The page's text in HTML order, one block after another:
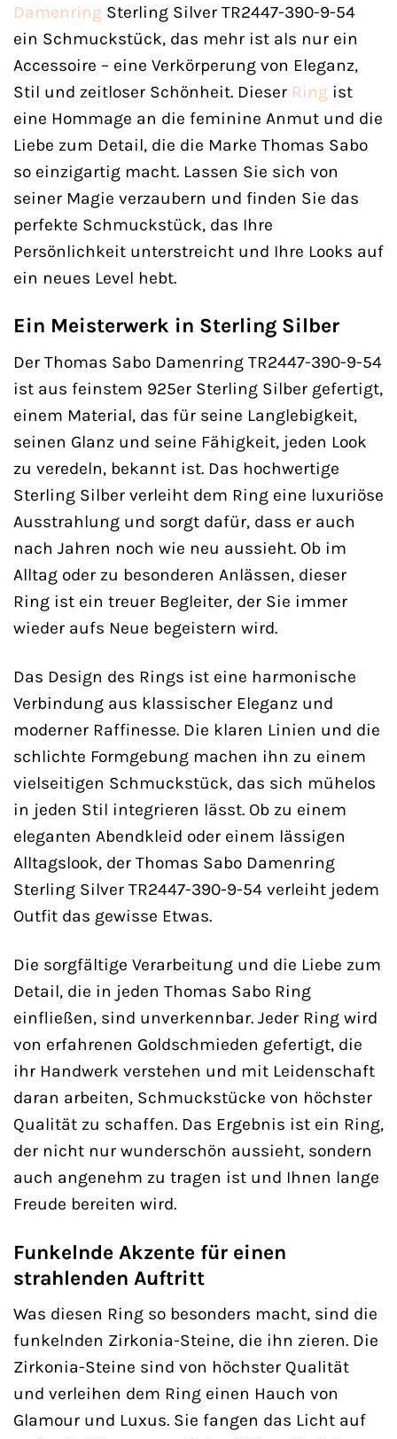
Damenring Sterling Silver TR2447-390-9-54
ein Schmuckstück, das mehr ist als nur ein
Accessoire – eine Verkörperung von Eleganz,
Stil und zeitloser Schönheit. Dieser Ring ist
eine Hommage an die feminine Anmut und die
Liebe zum Detail, die die Marke Thomas Sabo
so einzigartig macht. Lassen Sie sich von
seiner Magie verzaubern und finden Sie das
perfekte Schmuckstück, das Ihre
Persönlichkeit unterstreicht und Ihre Looks auf
ein neues Level hebt.
Ein Meisterwerk in Sterling Silber
Der Thomas Sabo Damenring TR2447-390-9-54
ist aus feinstem 925er Sterling Silber gefertigt,
einem Material, das für seine Langlebigkeit,
seinen Glanz und seine Fähigkeit, jeden Look
zu veredeln, bekannt ist. Das hochwertige
Sterling Silber verleiht dem Ring eine luxuriöse
Ausstrahlung und sorgt dafür, dass er auch
nach Jahren noch wie neu aussieht. Ob im
Alltag oder zu besonderen Anlässen, dieser
Ring ist ein treuer Begleiter, der Sie immer
wieder aufs Neue begeistern wird.
Das Design des Rings ist eine harmonische
Verbindung aus klassischer Eleganz und
moderner Raffinesse. Die klaren Linien und die
schlichte Formgebung machen ihn zu einem
vielseitigen Schmuckstück, das sich mühelos
in jeden Stil integrieren lässt. Ob zu einem
eleganten Abendkleid oder einem lässigen
Alltagslook, der Thomas Sabo Damenring
Sterling Silver TR2447-390-9-54 verleiht jedem
Outfit das gewisse Etwas.
Die sorgfältige Verarbeitung und die Liebe zum
Detail, die in jeden Thomas Sabo Ring
einfließen, sind unverkennbar. Jeder Ring wird
von erfahrenen Goldschmieden gefertigt, die
ihr Handwerk verstehen und mit Leidenschaft
daran arbeiten, Schmuckstücke von höchster
Qualität zu schaffen. Das Ergebnis ist ein Ring,
der nicht nur wunderschön aussieht, sondern
auch angenehm zu tragen ist und Ihnen lange
Freude bereiten wird.
Funkelnde Akzente für einen
strahlenden Auftritt
Was diesen Ring so besonders macht, sind die
funkelnden Zirkonia-Steine, die ihn zieren. Die
Zirkonia-Steine sind von höchster Qualität
und verleihen dem Ring einen Hauch von
Glamour und Luxus. Sie fangen das Licht auf